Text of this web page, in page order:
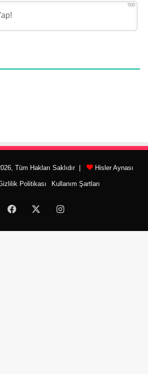
500
Tüm Hakları Saklıdır | Hisler Aynası
Politikası Kullanım Şartları
Facebook Instagram